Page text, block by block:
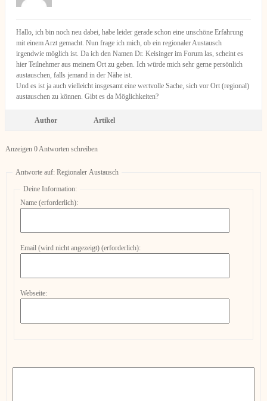
Hallo, ich bin noch neu dabei, habe leider gerade schon eine unschöne Erfahrung
mit einem Arzt gemacht. Nun frage ich mich, ob ein regionaler Austausch
irgendwie möglich ist. Da ich den Namen Dr. Keisinger im Forum las, scheint es
hier Teilnehmer aus meinem Ort zu geben. Ich würde mich sehr gerne persönlich
austauschen, falls jemand in der Nähe ist.
Und es ist ja auch vielleicht insgesamt eine wertvolle Sache, sich vor Ort (regional)
austauschen zu können. Gibt es da Möglichkeiten?
Author Artikel
Anzeigen 0 Antworten schreiben
Antworte auf: Regionaler Austausch
Deine Information:
Name (erforderlich):
Email (wird nicht angezeigt) (erforderlich):
Webseite: